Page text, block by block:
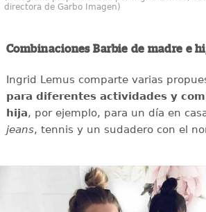
directora de Garbo Imagen)
Combinaciones Barbie de madre e
Ingrid Lemus comparte varias
para diferentes actividades y
hija, por ejemplo, para un día en
jeans, tennis y un sudadero con el